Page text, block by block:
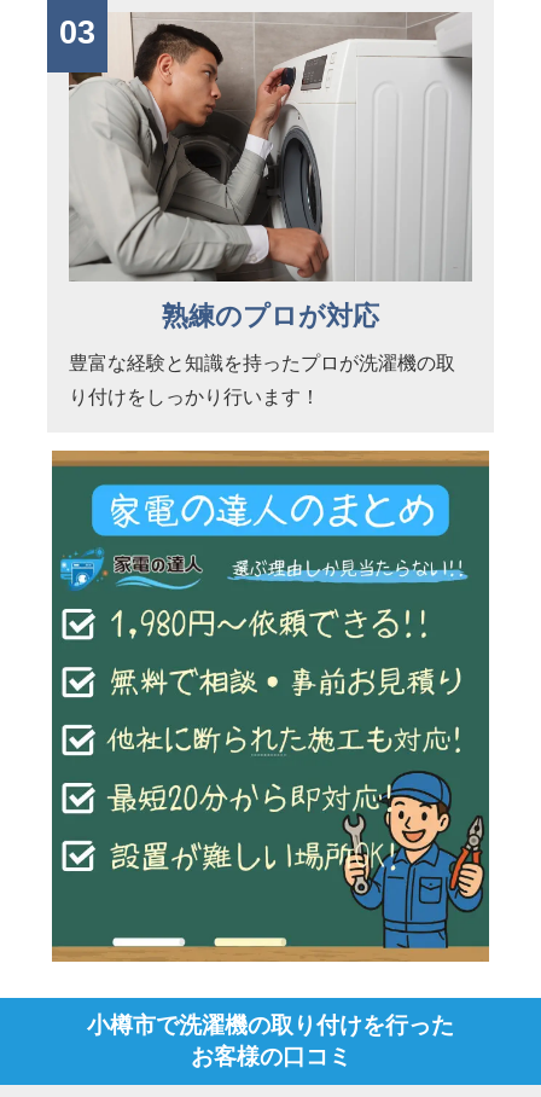
03
熟練のプロが対応
豊富な経験と知識を持ったプロが洗濯機の取
り付けをしっかり行います！
小樽市で洗濯機の取り付けを行った
お客様の口コミ